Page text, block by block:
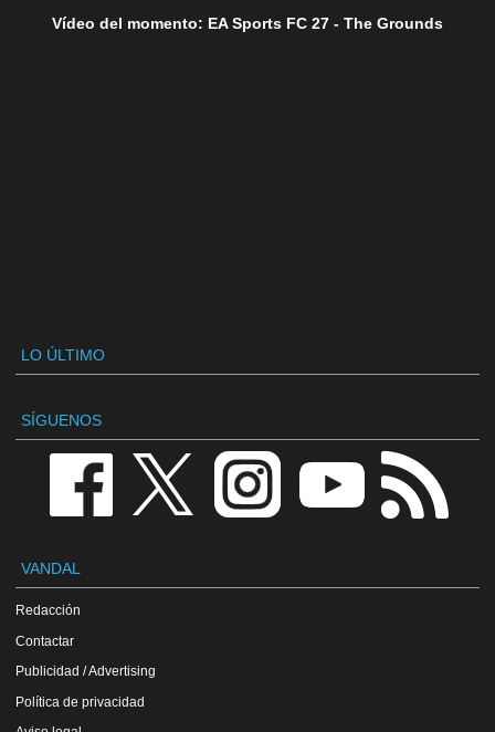
Vídeo del momento: EA Sports FC 27 - The Grounds
LO ÚLTIMO
SÍGUENOS
VANDAL
Redacción
Contactar
Publicidad / Advertising
Política de privacidad